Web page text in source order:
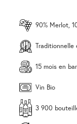
90% Merlot,
Traditionnelle
15 mois en
Vin Bio
3 900